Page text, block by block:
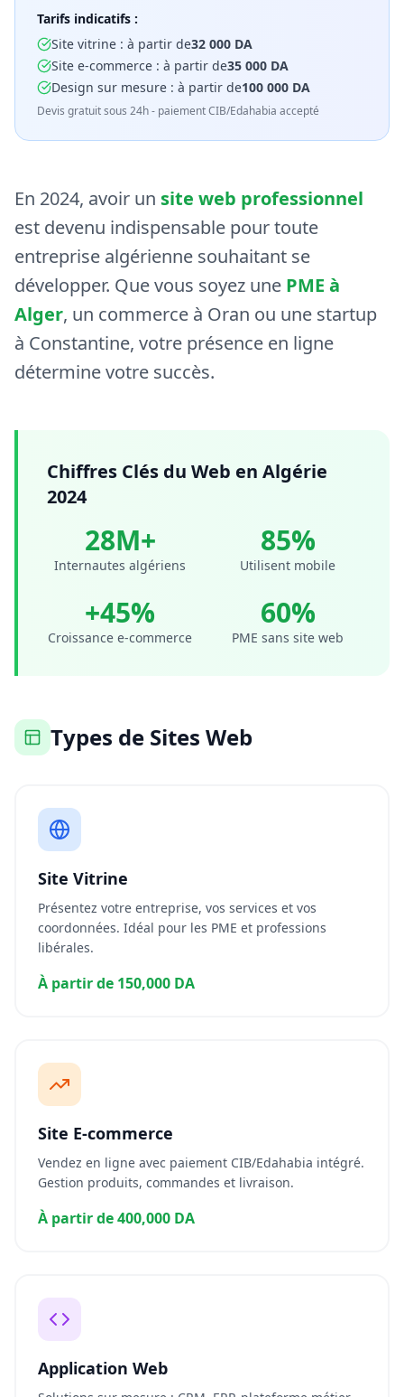
Tarifs indicatifs :
Site vitrine : à partir de32 000 DA
Site e-commerce : à partir de35 000 DA
Design sur mesure : à partir de100 000 DA
Devis gratuit sous 24h - paiement CIB/Edahabia accepté
En 2024, avoir un site web professionnel
est devenu indispensable pour toute
entreprise algérienne souhaitant se
développer. Que vous soyez une PME à
Alger, un commerce à Oran ou une startup
à Constantine, votre présence en ligne
détermine votre succès.
Chiffres Clés du Web en Algérie
2024
28M+
Internautes algériens
85%
Utilisent mobile
+45%
Croissance e-commerce
60%
PME sans site web
Types de Sites Web
Site Vitrine
Présentez votre entreprise, vos services et vos
coordonnées. Idéal pour les PME et professions
libérales.
À partir de 150,000 DA
Site E-commerce
Vendez en ligne avec paiement CIB/Edahabia intégré.
Gestion produits, commandes et livraison.
À partir de 400,000 DA
Application Web